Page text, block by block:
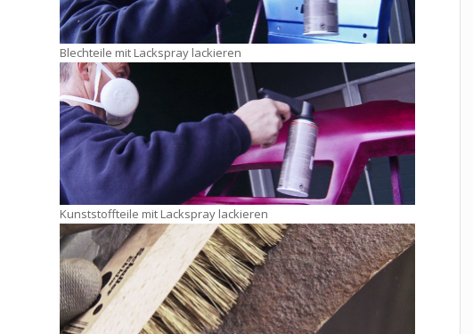
Blechteile mit Lackspray lackieren
Kunststoffteile mit Lackspray lackieren